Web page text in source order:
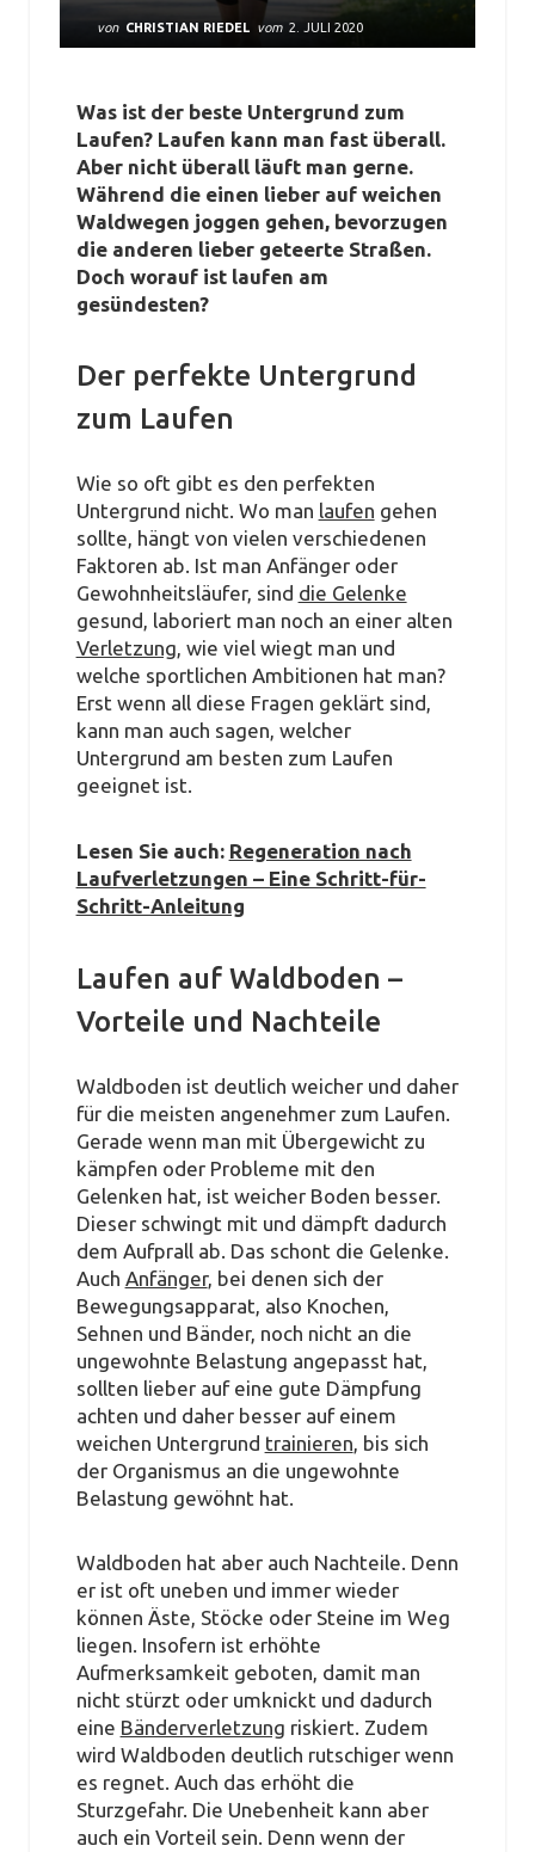
von CHRISTIAN RIEDEL vom 2. JULI 2020
Was ist der beste Untergrund zum
Laufen? Laufen kann man fast überall.
Aber nicht überall läuft man gerne.
Während die einen lieber auf weichen
Waldwegen joggen gehen, bevorzugen
die anderen lieber geteerte Straßen.
Doch worauf ist laufen am
gesündesten?
Der perfekte Untergrund
zum Laufen
Wie so oft gibt es den perfekten
Untergrund nicht. Wo man laufen gehen
sollte, hängt von vielen verschiedenen
Faktoren ab. Ist man Anfänger oder
Gewohnheitsläufer, sind die Gelenke
gesund, laboriert man noch an einer alten
Verletzung, wie viel wiegt man und
welche sportlichen Ambitionen hat man?
Erst wenn all diese Fragen geklärt sind,
kann man auch sagen, welcher
Untergrund am besten zum Laufen
geeignet ist.
Lesen Sie auch: Regeneration nach
Laufverletzungen – Eine Schritt-für-
Schritt-Anleitung
Laufen auf Waldboden –
Vorteile und Nachteile
Waldboden ist deutlich weicher und daher
für die meisten angenehmer zum Laufen.
Gerade wenn man mit Übergewicht zu
kämpfen oder Probleme mit den
Gelenken hat, ist weicher Boden besser.
Dieser schwingt mit und dämpft dadurch
dem Aufprall ab. Das schont die Gelenke.
Auch Anfänger, bei denen sich der
Bewegungsapparat, also Knochen,
Sehnen und Bänder, noch nicht an die
ungewohnte Belastung angepasst hat,
sollten lieber auf eine gute Dämpfung
achten und daher besser auf einem
weichen Untergrund trainieren , bis sich
der Organismus an die ungewohnte
Belastung gewöhnt hat.
Waldboden hat aber auch Nachteile. Denn
er ist oft uneben und immer wieder
können Äste, Stöcke oder Steine im Weg
liegen. Insofern ist erhöhte
Aufmerksamkeit geboten, damit man
nicht stürzt oder umknickt und dadurch
eine Bänderverletzung riskiert. Zudem
wird Waldboden deutlich rutschiger wenn
es regnet. Auch das erhöht die
Sturzgefahr. Die Unebenheit kann aber
auch ein Vorteil sein. Denn wenn der